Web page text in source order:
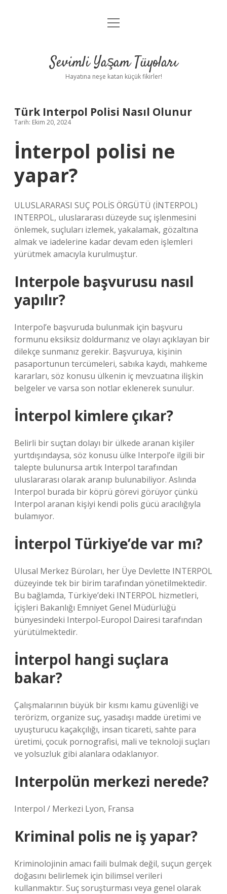
Anasayfa
Yasal Uyarı
menüyü
Sevimli Yaşam Tüyoları
Hayatına neşe katan küçük fikirler!
Türk Interpol Polisi Nasıl Olunur
Tarih: Ekim 20, 2024
İnterpol polisi ne
yapar?
ULUSLARARASI SUÇ POLİS ÖRGÜTÜ (İNTERPOL)
INTERPOL, uluslararası düzeyde suç işlenmesini
önlemek, suçluları izlemek, yakalamak, gözaltına
almak ve iadelerine kadar devam eden işlemleri
yürütmek amacıyla kurulmuştur.
Interpole başvurusu nasıl
yapılır?
Interpol’e başvuruda bulunmak için başvuru
formunu eksiksiz doldurmanız ve olayı açıklayan bir
dilekçe sunmanız gerekir. Başvuruya, kişinin
pasaportunun tercümeleri, sabıka kaydı, mahkeme
kararları, söz konusu ülkenin iç mevzuatına ilişkin
belgeler ve varsa son notlar eklenerek sunulur.
İnterpol kimlere çıkar?
Belirli bir suçtan dolayı bir ülkede aranan kişiler
yurtdışındaysa, söz konusu ülke Interpol’e ilgili bir
talepte bulunursa artık Interpol tarafından
uluslararası olarak aranıp bulunabiliyor. Aslında
Interpol burada bir köprü görevi görüyor çünkü
Interpol aranan kişiyi kendi polis gücü aracılığıyla
bulamıyor.
İnterpol Türkiye’de var mı?
Ulusal Merkez Büroları, her Üye Devlette INTERPOL
düzeyinde tek bir birim tarafından yönetilmektedir.
Bu bağlamda, Türkiye’deki INTERPOL hizmetleri,
İçişleri Bakanlığı Emniyet Genel Müdürlüğü
bünyesindeki Interpol-Europol Dairesi tarafından
yürütülmektedir.
İnterpol hangi suçlara
bakar?
Çalışmalarının büyük bir kısmı kamu güvenliği ve
terörizm, organize suç, yasadışı madde üretimi ve
uyuşturucu kaçakçılığı, insan ticareti, sahte para
üretimi, çocuk pornografisi, mali ve teknoloji suçları
ve yolsuzluk gibi alanlara odaklanıyor.
Interpolün merkezi nerede?
Interpol / Merkezi Lyon, Fransa
Kriminal polis ne iş yapar?
Kriminolojinin amacı faili bulmak değil, suçun gerçek
doğasını belirlemek için bilimsel verileri
kullanmaktır. Suç soruşturması veya genel olarak